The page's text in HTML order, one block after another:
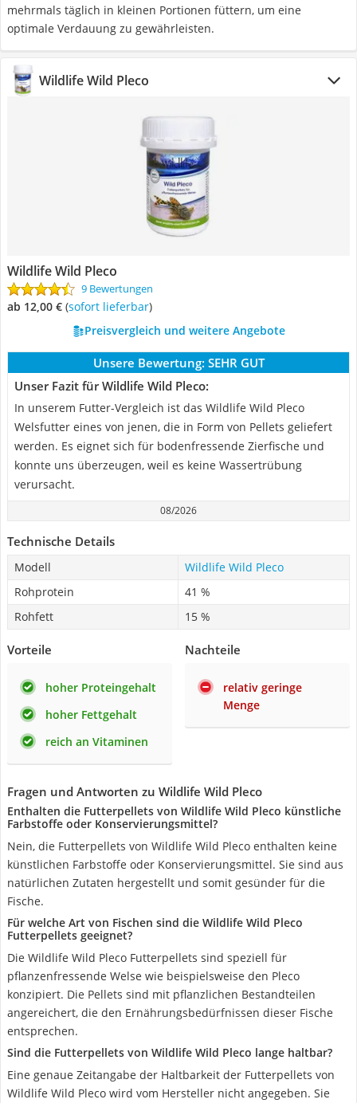
mehrmals täglich in kleinen Portionen füttern, um eine
optimale Verdauung zu gewährleisten.
Wildlife Wild Pleco
Wildlife Wild Pleco
9 Bewertungen
ab 12,00 € ( Sofort lieferbar)
Preisvergleich und weitere Angebote
Unsere Bewertung: SEHR GUT
Unser Fazit für Wildlife Wild Pleco:
In unserem Futter-Vergleich ist das Wildlife Wild Pleco
Welsfutter eines von jenen, die in Form von Pellets geliefert
werden. Es eignet sich für bodenfressende Zierfische und
konnte uns überzeugen, weil es keine Wassertrübung
verursacht.
08/2026
Technische Details
Modell
Wildlife Wild Pleco
Rohprotein
41 %
Rohfett
15 %
Vorteile
hoher Proteingehalt
hoher Fettgehalt
reich an Vitaminen
Nachteile
relativ geringe
Menge
Fragen und Antworten zu Wildlife Wild Pleco
Enthalten die Futterpellets von Wildlife Wild Pleco künstliche
Farbstoffe oder Konservierungsmittel?
Nein, die Futterpellets von Wildlife Wild Pleco enthalten keine
künstlichen Farbstoffe oder Konservierungsmittel. Sie sind aus
natürlichen Zutaten hergestellt und somit gesünder für die
Fische.
Für welche Art von Fischen sind die Wildlife Wild Pleco
Futterpellets geeignet?
Die Wildlife Wild Pleco Futterpellets sind speziell für
pflanzenfressende Welse wie beispielsweise den Pleco
konzipiert. Die Pellets sind mit pflanzlichen Bestandteilen
angereichert, die den Ernährungsbedürfnissen dieser Fische
entsprechen.
Sind die Futterpellets von Wildlife Wild Pleco lange haltbar?
Eine genaue Zeitangabe der Haltbarkeit der Futterpellets von
Wildlife Wild Pleco wird vom Hersteller nicht angegeben. Sie